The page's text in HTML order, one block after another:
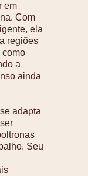
em
Com
ela
regiões
como
a
ainda
adapta
Seu